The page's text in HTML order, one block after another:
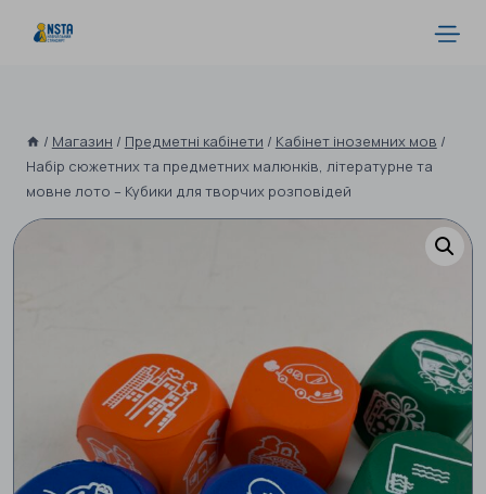
/ Магазин / Предметні кабінети / Кабінет іноземних мов /
Набір сюжетних та предметних малюнків, літературне та
мовне лото – Кубики для творчих розповідей